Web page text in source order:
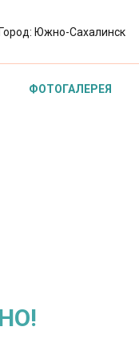
Южно-Сахалинск
ФОТОГАЛЕРЕЯ